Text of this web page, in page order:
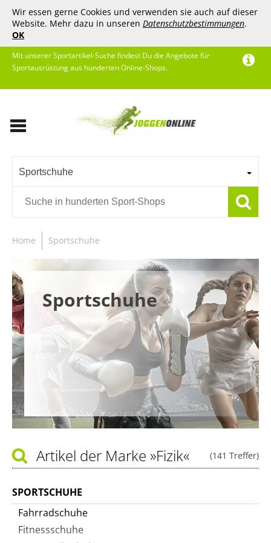
Wir essen gerne Cookies und verwenden sie auch auf dieser
Website. Mehr dazu in unseren Datenschutzbestimmungen.
OK
Mit unserer Sportartikel-Suche findest Du die Angebote für
Sportausrüstung aus hunderten Online-Shops.
Sportschuhe
Home Sportschuhe
Sportschuhe
(141 Treffer)
Artikel der Marke »Fizik«
SPORTSCHUHE
Fahrradschuhe
Fitnessschuhe